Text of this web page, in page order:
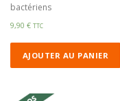
bactériens
9,90 € TTC
AJOUTER AU PANIER